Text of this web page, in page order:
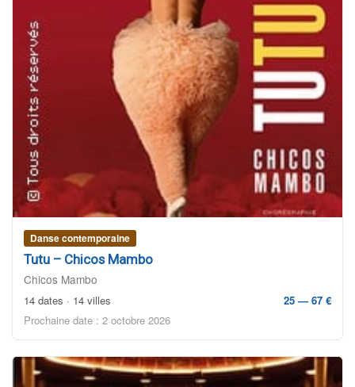
Danse contemporaine
Tutu – Chicos Mambo
Chicos Mambo
14 dates · 14 villes
25 — 67 €
Prochaine date : 2 octobre 2026